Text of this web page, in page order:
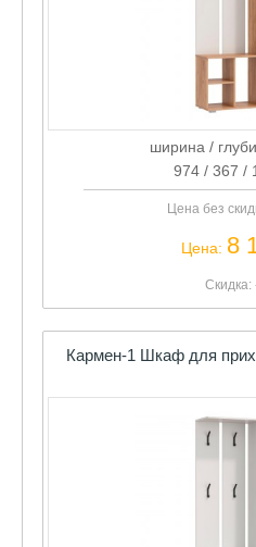
ширина /
974 / 367 /
Цена без
Цена: 8
Скидка:
Кармен-1 Шкаф для